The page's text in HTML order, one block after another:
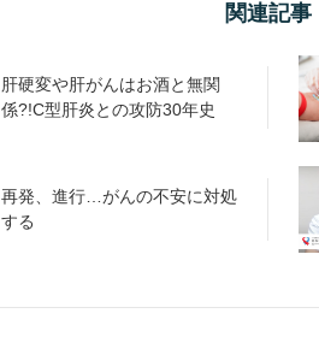
関連記事
肝硬変や肝がんはお酒と無関
係?!C型肝炎との攻防30年史
再発、進行…がんの不安に対処
する